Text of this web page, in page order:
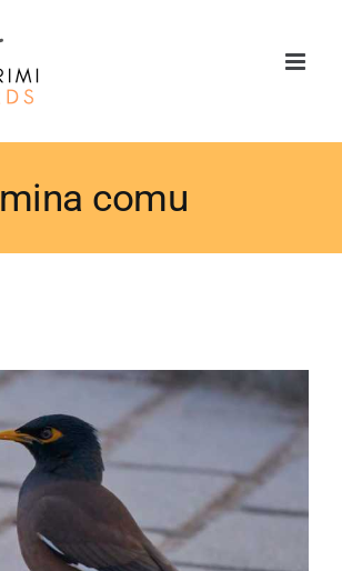
mina comu